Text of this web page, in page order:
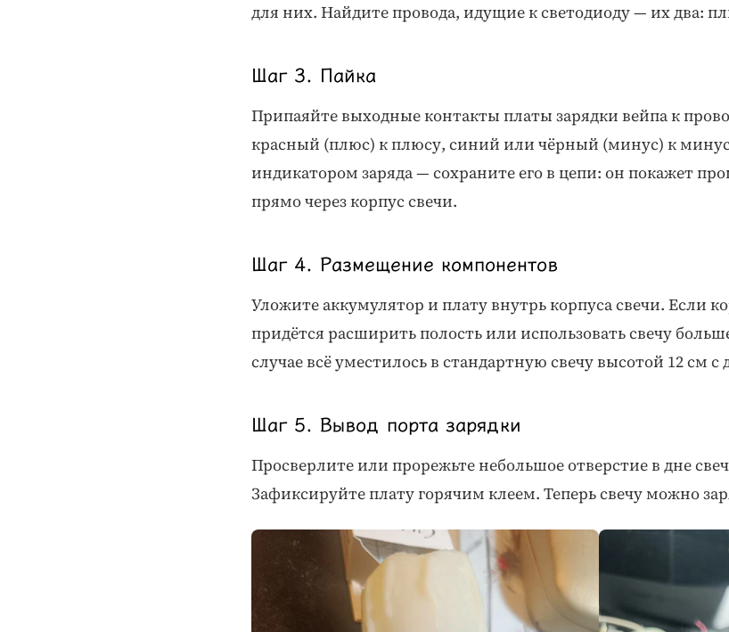
для них. Найдите провода, идущие к светодиоду — их два:
Шаг 3. Пайка
Припаяйте выходные контакты платы зарядки вейпа к
красный (плюс) к плюсу, синий или чёрный (минус) к
индикатором заряда — сохраните его в цепи: он покажет
прямо через корпус свечи.
Шаг 4. Размещение компонентов
Уложите аккумулятор и плату внутрь корпуса свечи. Если
придётся расширить полость или использовать свечу
случае всё уместилось в стандартную свечу высотой 12 см
Шаг 5. Вывод порта зарядки
Просверлите или прорежьте небольшое отверстие в дне
Зафиксируйте плату горячим клеем. Теперь свечу можно